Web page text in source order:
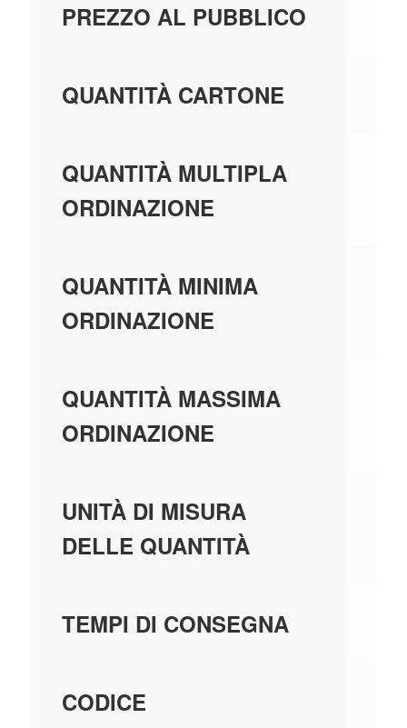
PREZZO AL PUBBLICO
QUANTITÀ CARTONE
QUANTITÀ MULTIPLA
ORDINAZIONE
QUANTITÀ MINIMA
ORDINAZIONE
QUANTITÀ MASSIMA
ORDINAZIONE
UNITÀ DI MISURA
DELLE QUANTITÀ
TEMPI DI CONSEGNA
CODICE